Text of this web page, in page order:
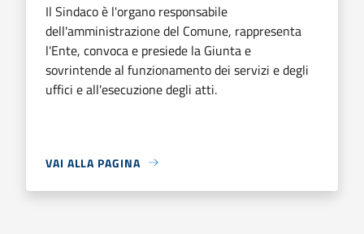
Il Sindaco è l'organo responsabile
dell'amministrazione del Comune, rappresenta
l'Ente, convoca e presiede la Giunta e
sovrintende al funzionamento dei servizi e degli
uffici e all'esecuzione degli atti.
VAI ALLA PAGINA